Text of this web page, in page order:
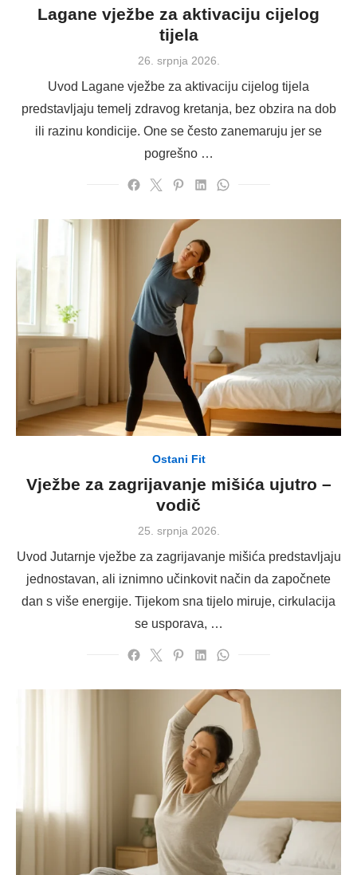
Lagane vježbe za aktivaciju cijelog
tijela
Posted
26. srpnja 2026.
Uvod Lagane vježbe za aktivaciju cijelog tijela
predstavljaju temelj zdravog kretanja, bez obzira na dob
ili razinu kondicije. One se često zanemaruju jer se
pogrešno …
Ostani Fit
Vježbe za zagrijavanje mišića ujutro –
vodič
Posted
25. srpnja 2026.
Uvod Jutarnje vježbe za zagrijavanje mišića predstavljaju
jednostavan, ali iznimno učinkovit način da započnete
dan s više energije. Tijekom sna tijelo miruje, cirkulacija
se usporava, …